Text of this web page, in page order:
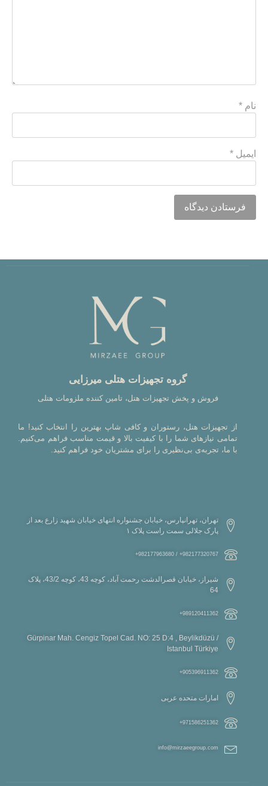
نام *
ایمیل *
گروه تجهیزات هتلی میرزایی
فروش و پخش تجهیزات هتل، تامین کننده ملزومات هتلی
از تجهیزات هتل، رستوران و کافی شاپ بهترین را انتخاب کنید! ما
تمامی نیازهای شما را با کیفیت بالا و قیمت مناسب فراهم می‌کنیم.
با ما، تجربه‌ی بی‌نظیری را برای مشتریان خود فراهم کنید.
تهران، تهرانپارس، خیابان جشنواره انتهای خیابان شهید زارع بعد از
پارک جلالی سمت راست پلاک ۱
982177320767+ / 982177963680+
شیراز، خیابان قصرالدشت رحمت آباد، کوچه 43، کوچه 43/2، پلاک
64
989120411362+
Gürpinar Mah. Cengiz Topel Cad. NO: 25 D:4 , Beylikdüzü /
Istanbul Türkiye
905396911362+
امارات متحده عربی
971586251362+
info@mirzaeegroup.com